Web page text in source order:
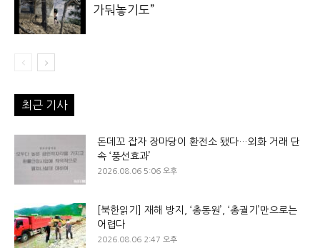
가둬놓기도”
최근 기사
돈데꼬 잡자 장마당이 환전소 됐다…외화 거래 단
속 ‘풍선효과’
2026.08.06 5:06 오후
[북한읽기] 재해 방지, ‘총동원’, ‘총궐기’만으로는
어렵다
2026.08.06 2:47 오후